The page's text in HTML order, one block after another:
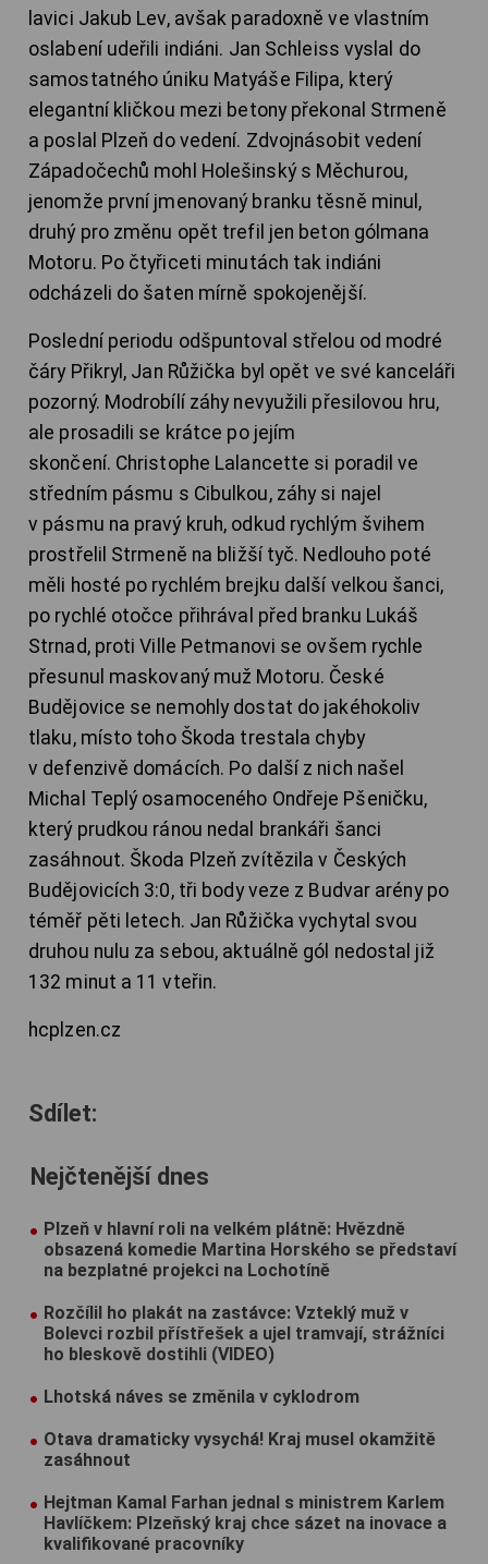
lavici Jakub Lev, avšak paradoxně ve vlastním
oslabení udeřili indiáni. Jan Schleiss vyslal do
samostatného úniku Matyáše Filipa, který
elegantní kličkou mezi betony překonal Strmeně
a poslal Plzeň do vedení. Zdvojnásobit vedení
Západočechů mohl Holešinský s Měchurou,
jenomže první jmenovaný branku těsně minul,
druhý pro změnu opět trefil jen beton gólmana
Motoru. Po čtyřiceti minutách tak indiáni
odcházeli do šaten mírně spokojenější.
Poslední periodu odšpuntoval střelou od modré
čáry Přikryl, Jan Růžička byl opět ve své kanceláři
pozorný. Modrobílí záhy nevyužili přesilovou hru,
ale prosadili se krátce po jejím
skončení. Christophe Lalancette si poradil ve
středním pásmu s Cibulkou, záhy si najel
v pásmu na pravý kruh, odkud rychlým švihem
prostřelil Strmeně na bližší tyč. Nedlouho poté
měli hosté po rychlém brejku další velkou šanci,
po rychlé otočce přihrával před branku Lukáš
Strnad, proti Ville Petmanovi se ovšem rychle
přesunul maskovaný muž Motoru. České
Budějovice se nemohly dostat do jakéhokoliv
tlaku, místo toho Škoda trestala chyby
v defenzivě domácích. Po další z nich našel
Michal Teplý osamoceného Ondřeje Pšeničku,
který prudkou ránou nedal brankáři šanci
zasáhnout. Škoda Plzeň zvítězila v Českých
Budějovicích 3:0, tři body veze z Budvar arény po
téměř pěti letech. Jan Růžička vychytal svou
druhou nulu za sebou, aktuálně gól nedostal již
132 minut a 11 vteřin.
hcplzen.cz
Sdílet:
Nejčtenější dnes
Plzeň v hlavní roli na velkém plátně: Hvězdně
obsazená komedie Martina Horského se představí
na bezplatné projekci na Lochotíně
Rozčílil ho plakát na zastávce: Vzteklý muž v
Bolevci rozbil přístřešek a ujel tramvají, strážníci
ho bleskově dostihli (VIDEO)
Lhotská náves se změnila v cyklodrom
Otava dramaticky vysychá! Kraj musel okamžitě
zasáhnout
Hejtman Kamal Farhan jednal s ministrem Karlem
Havlíčkem: Plzeňský kraj chce sázet na inovace a
kvalifikované pracovníky